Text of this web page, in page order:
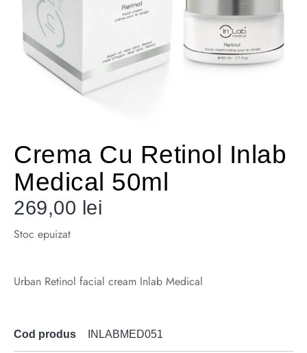
Crema Cu Retinol Inlab
Medical 50ml
269,00 lei
Stoc epuizat
Urban Retinol facial cream Inlab Medical
Cod produs INLABMED051